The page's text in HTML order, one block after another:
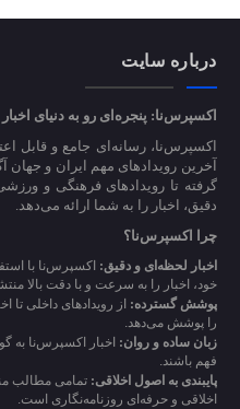
درباره سایت
اکسپرس‌نا: پنجره‌ای رو به دنیای اخبار
اکسپرس‌نا، رسانه‌ای جامع و قابل
آخرین رویدادهای مهم ایران و جهان
گرفته تا رویدادهای فرهنگی و
دقیق، اخبار را به شما ارائه می‌دهد.
چرا اکسپرس‌نا؟
اخبار لحظه‌ای و دقیق: اکسپرس‌نا با
خود، اخبار را به سرعت و با دقت بالا
پوشش گسترده: از رویدادهای داخلی تا
را پوشش می‌دهد.
زبان ساده و روان: اخبار اکسپرس‌نا به
فهم باشند.
پایبندی به اصول اخلاقی: تمامی مطالب
اخلاقی و حرفه‌ای روزنامه‌نگاری است.